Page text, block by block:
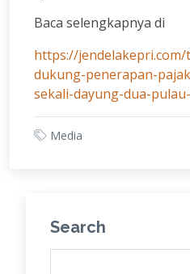
Baca selengkapnya di
https://
dukung-penerapan-
sekali-dayung-dua-
Media
Search